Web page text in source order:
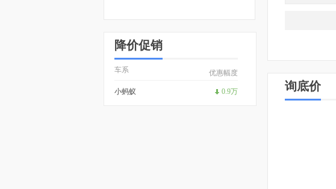
降价促销
车系 优惠幅度
小蚂蚁 0.9万 询底价